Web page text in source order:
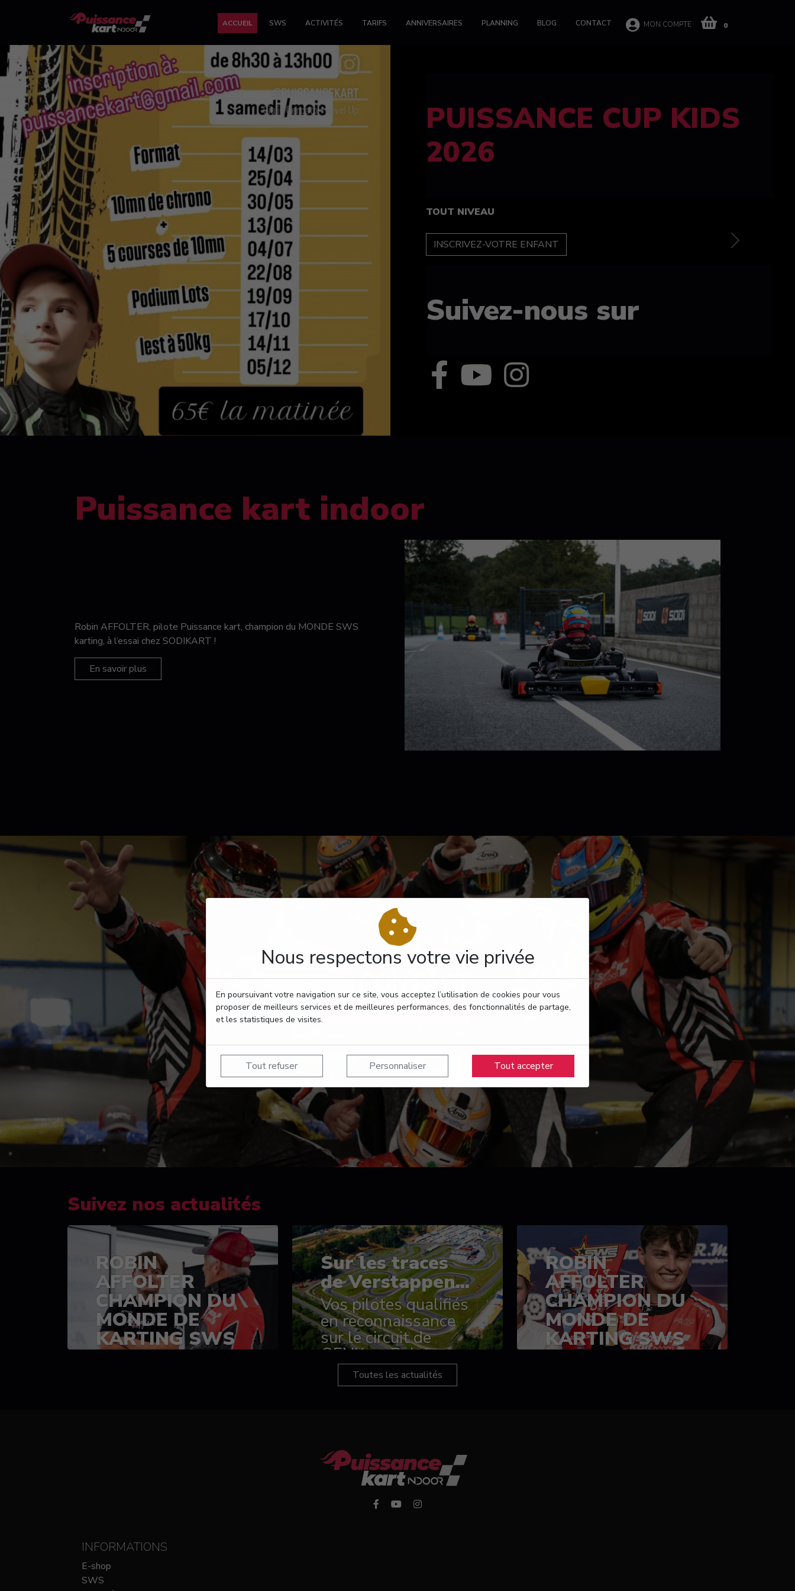
Nous respectons votre vie privée
En poursuivant votre navigation sur ce site, vous acceptez l’utilisation de cookies pour vous
proposer de meilleurs services et de meilleures performances, des fonctionnalités de partage,
et les statistiques de visites.
Tout refuser Personnaliser Tout accepter
ACCUEIL SWS ACTIVITÉS TARIFS ANNIVERSAIRES PLANNING BLOG CONTACT MON COMPTE 0
FELINE CUP 100%
féminine
TOUT NIVEAU
INSCRIPTION
Suivez-nous sur
Previous Next
Puissance kart indoor
Robin AFFOLTER, pilote Puissance kart, champion du MONDE SWS
karting, à l’essai chez SODIKART !
En savoir plus
CONTACT
RÉSERVEZ VOTRE PASSAGE
Suivez nos actualités
ROBIN
AFFOLTER
CHAMPION DU
MONDE DE
KARTING SWS
(SPRINT)
Sur les traces
de Verstappen...
Vos pilotes qualifiés
en reconnaissance
sur le circuit de
GENK en Belgique
ROBIN
AFFOLTER
CHAMPION DU
MONDE DE
KARTING SWS
Toutes les actualités
INFORMATIONS
E-shop
SWS